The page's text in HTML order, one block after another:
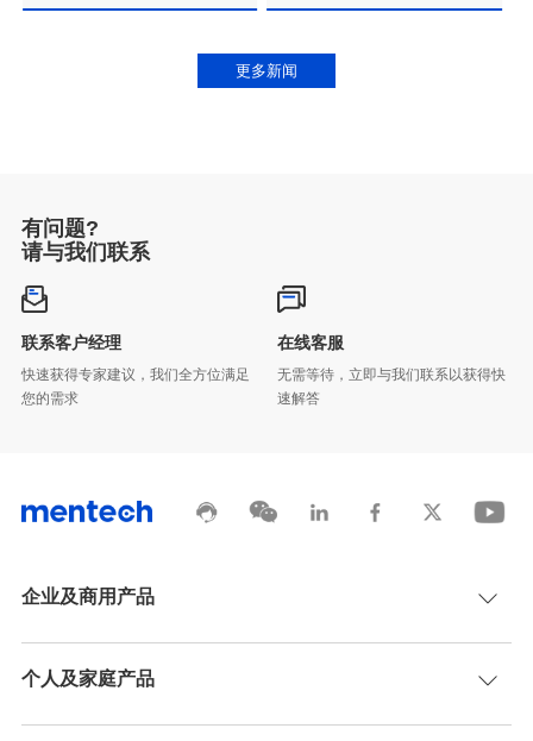
更多新闻
有问题?
请与我们联系
联系客户经理
您的需求
在线客服
速解答
企业及商用产品
个人及家庭产品